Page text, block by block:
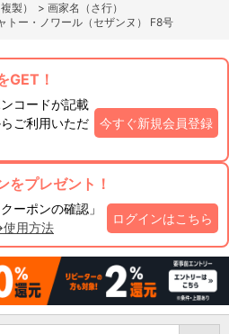
製） > 画家名（さ行）
トー・ノワール（セザンヌ） F8号
GET！
コードが記載
ご利用いただ
今すぐ新規会員登録
をプレゼント！
ーポンの確認」
用方法
ログインはこちら